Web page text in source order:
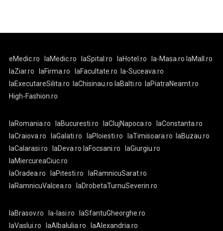
eMedic.ro laMedic.ro laSpital.ro laHotel.ro la-Masa.ro laMall.ro
laZiar.ro
laFirma.ro laFacultate.ro
la-Suceava.ro
laExecutareSilita.ro
laChisinau.ro laBalti.ro
laPiatraNeamt.ro
High-Fashion.ro
laRomania.ro laBucuresti.ro laClujNapoca.ro
laConstanta.ro
laCraiova.ro
laGalati.ro laPloiesti.ro laTimisoara.ro
laBuzau.ro
laCalarasi.ro
laDeva.ro laFocsani.ro
laGiurgiu.ro
laMiercureaCiuc.ro
laOradea.ro
laPitesti.ro
laRamnicuSarat.ro
laRamnicuValcea.ro
laDrobetaTurnuSeverin.ro
laBrasov.ro la-Iasi.ro
laSfantuGheorghe.ro
laVaslui.ro
laAlbaIulia.ro laAlexandria.ro